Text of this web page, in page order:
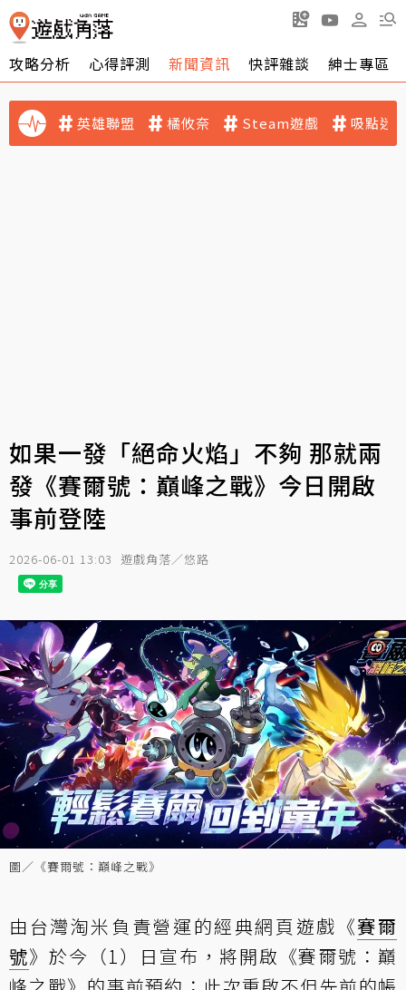
攻略分析 心得評測 新聞資訊 快評雜談 紳士專區
英雄聯盟 橘攸奈 Steam遊戲 吸點迷
如果一發「絕命火焰」不夠 那就兩
發《賽爾號：巔峰之戰》今日開啟
事前登陸
2026-06-01 13:03 遊戲角落／悠路
圖／《賽爾號：巔峰之戰》
由台灣淘米負責營運的經典網頁遊戲《賽爾
號》於今（1）日宣布，將開啟《賽爾號：巔